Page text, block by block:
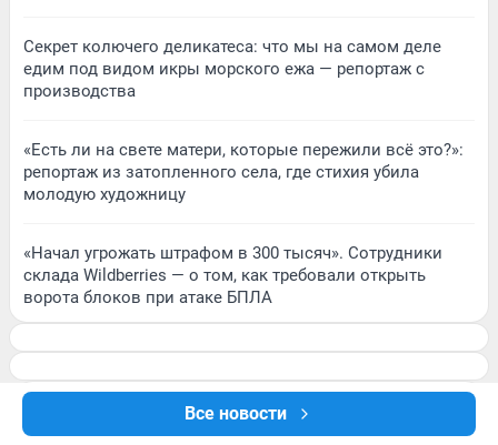
Все новости
Секрет колючего деликатеса: что мы на самом деле
едим под видом икры морского ежа — репортаж с
производства
«Есть ли на свете матери, которые пережили всё это?»:
репортаж из затопленного села, где стихия убила
молодую художницу
«Начал угрожать штрафом в 300 тысяч». Сотрудники
склада Wildberries — о том, как требовали открыть
ворота блоков при атаке БПЛА